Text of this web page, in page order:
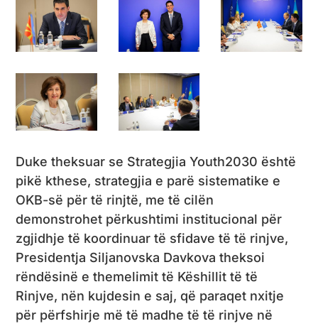
Duke theksuar se Strategjia Youth2030 është
pikë kthese, strategjia e parë sistematike e
OKB-së për të rinjtë, me të cilën
demonstrohet përkushtimi institucional për
zgjidhje të koordinuar të sfidave të të rinjve,
Presidentja Siljanovska Davkova theksoi
rëndësinë e themelimit të Këshillit të të
Rinjve, nën kujdesin e saj, që paraqet nxitje
për përfshirje më të madhe të të rinjve në